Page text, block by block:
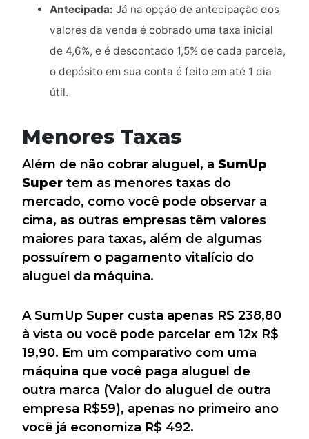
Antecipada: Já na opção de antecipação dos
valores da venda é cobrado uma taxa inicial
de 4,6%, e é descontado 1,5% de cada parcela,
o depósito em sua conta é feito em até 1 dia
útil.
Menores Taxas
Além de não cobrar aluguel, a SumUp
Super tem as menores taxas do
mercado, como você pode observar a
cima, as outras empresas têm valores
maiores para taxas, além de algumas
possuírem o pagamento vitalício do
aluguel da máquina.
A SumUp Super custa apenas R$ 238,80
à vista ou você pode parcelar em 12x R$
19,90. Em um comparativo com uma
máquina que você paga aluguel de
outra marca (Valor do aluguel de outra
empresa R$59), apenas no primeiro ano
você já economiza R$ 492.